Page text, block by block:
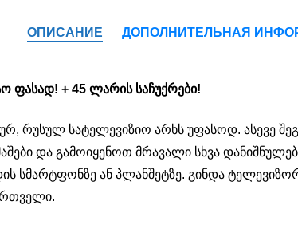
ОПИСАНИЕ ДОПОЛНИТЕЛЬНАЯ
ფასად! + 45 ლარის საჩუქრები!
რუსულ სატელევიზიო არხს უფასოდ. ასევე
და გამოიყენოთ მრავალი სხვა
სმარტფონზე ან პლანშეტზე. გინდა